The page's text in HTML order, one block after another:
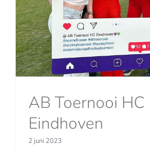
AB Toernooi HC
Eindhoven
2 juni 2023